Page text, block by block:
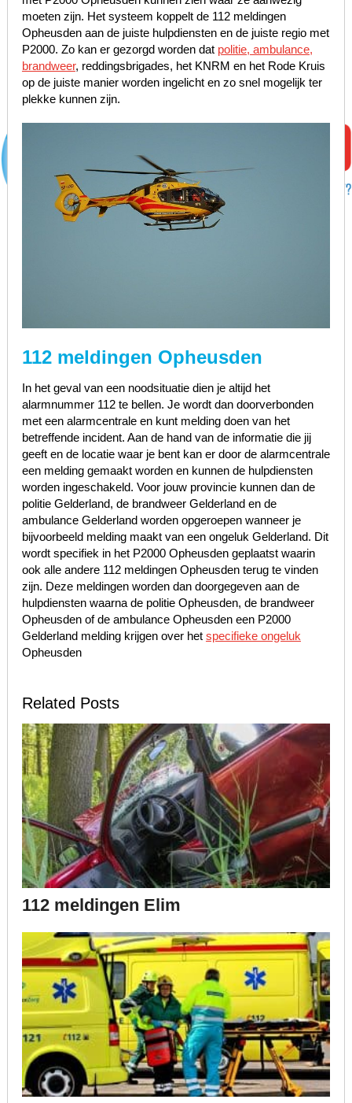
moeten zijn. Het systeem koppelt de 112 meldingen
Opheusden aan de juiste hulpdiensten en de juiste regio met
P2000. Zo kan er gezorgd worden dat politie, ambulance,
brandweer, reddingsbrigades, het KNRM en het Rode Kruis
op de juiste manier worden ingelicht en zo snel mogelijk ter
plekke kunnen zijn.
112 meldingen Opheusden
In het geval van een noodsituatie dien je altijd het
alarmnummer 112 te bellen. Je wordt dan doorverbonden
met een alarmcentrale en kunt melding doen van het
betreffende incident. Aan de hand van de informatie die jij
geeft en de locatie waar je bent kan er door de alarmcentrale
een melding gemaakt worden en kunnen de hulpdiensten
worden ingeschakeld. Voor jouw provincie kunnen dan de
politie Gelderland, de brandweer Gelderland en de
ambulance Gelderland worden opgeroepen wanneer je
bijvoorbeeld melding maakt van een ongeluk Gelderland. Dit
wordt specifiek in het P2000 Opheusden geplaatst waarin
ook alle andere 112 meldingen Opheusden terug te vinden
zijn. Deze meldingen worden dan doorgegeven aan de
hulpdiensten waarna de politie Opheusden, de brandweer
Opheusden of de ambulance Opheusden een P2000
Gelderland melding krijgen over het specifieke ongeluk
Opheusden
Related Posts
112 meldingen Elim